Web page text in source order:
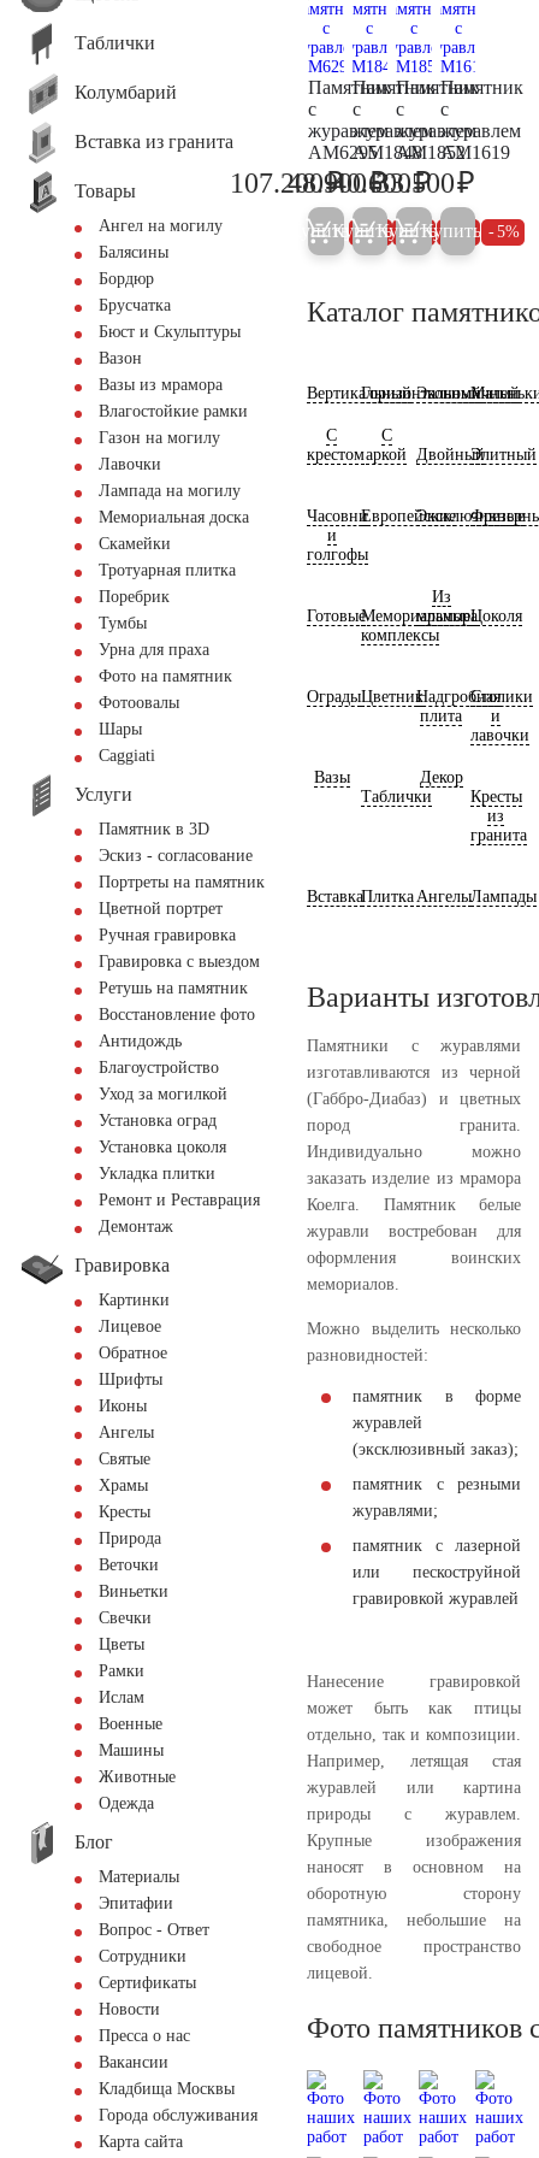
Таблички
Колумбарий
Вставка из гранита
Товары
Ангел на могилу
Балясины
Бордюр
Брусчатка
Бюст и Скульптуры
Вазон
Вазы из мрамора
Влагостойкие рамки
Газон на могилу
Лавочки
Лампада на могилу
Мемориальная доска
Скамейки
Тротуарная плитка
Поребрик
Тумбы
Урна для праха
Фото на памятник
Фотоовалы
Шары
Сaggiati
Услуги
Памятник в 3D
Эскиз - согласование
Портреты на памятник
Цветной портрет
Ручная гравировка
Гравировка с выездом
Ретушь на памятник
Восстановление фото
Антидождь
Благоустройство
Уход за могилкой
Установка оград
Установка цоколя
Укладка плитки
Ремонт и Реставрация
Демонтаж
Гравировка
Картинки
Лицевое
Обратное
Шрифты
Иконы
Ангелы
Святые
Храмы
Кресты
Природа
Веточки
Виньетки
Свечки
Цветы
Рамки
Ислам
Военные
Машины
Животные
Одежда
Блог
Материалы
Эпитафии
Вопрос - Ответ
Сотрудники
Сертификаты
Новости
Пресса о нас
Вакансии
Кладбища Москвы
Города обслуживания
Карта сайта
Памятник
с
журавлем
AM6295
112.800
107.200₽
Купить 5%
Памятник
с
журавлем
AM1848
51.500
48.900₽
Купить 5%
Памятник
с
журавлем
AM1852
42.700
40.600₽
Купить 5%
Памятник
с
журавлем
AM1619
33.500₽
Купить 5%
Каталог
ВертикальныйГоризонтальный
Экономичный
С
крестом
С
аркой
ДвойныйЭлитный
Часовни
и
голгофы
ЕвропейскиеЭксклюзивные
ГотовыеМемориальные
комплексы
Из
мрамораЦоколя
ОградыЦветникНадгробная
плита
Столики
и
лавочки
Вазы
Таблички
Декор
Кресты
из
гранита
ВставкаПлитка АнгелыЛампады
Варианты
Памятники с журавлями
изготавливаются из черной
(Габбро-Диабаз) и цветных
пород гранита.
Индивидуально можно
заказать изделие из мрамора
Коелга. Памятник белые
журавли востребован для
оформления воинских
мемориалов.
Можно выделить несколько
разновидностей:
памятник в форме
журавлей
(эксклюзивный заказ);
памятник с резными
журавлями;
памятник с лазерной
или пескоструйной
гравировкой журавлей
Нанесение гравировкой
может быть как птицы
отдельно, так и композиции.
Например, летящая стая
журавлей или картина
природы с журавлем.
Крупные изображения
наносят в основном на
оборотную сторону
памятника, небольшие на
свободное пространство
лицевой.
Фото памятников